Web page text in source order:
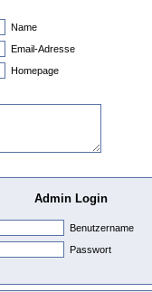
Name
Email-Adresse
Homepage
Admin Login
Benutzername
Passwort